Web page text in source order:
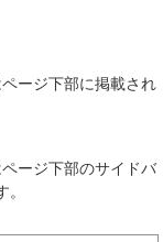
ージ下部に掲載され
ージ下部のサイドバ